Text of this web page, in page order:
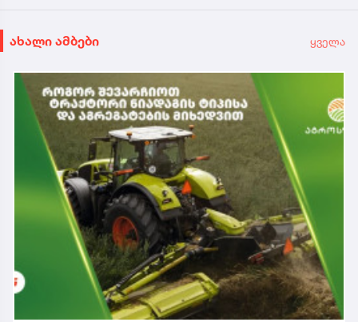
ახალი ამბები ყველა